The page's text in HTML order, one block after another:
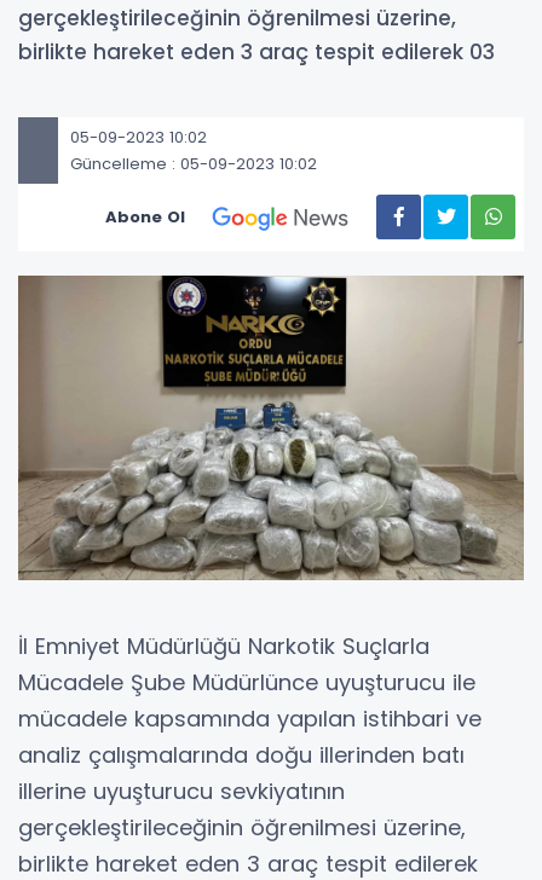
gerçekleştirileceğinin öğrenilmesi üzerine,
birlikte hareket eden 3 araç tespit edilerek 03
05-09-2023 10:02
Güncelleme : 05-09-2023 10:02
Abone Ol
İl Emniyet Müdürlüğü Narkotik Suçlarla
Mücadele Şube Müdürlünce uyuşturucu ile
mücadele kapsamında yapılan istihbari ve
analiz çalışmalarında doğu illerinden batı
illerine uyuşturucu sevkiyatının
gerçekleştirileceğinin öğrenilmesi üzerine,
birlikte hareket eden 3 araç tespit edilerek